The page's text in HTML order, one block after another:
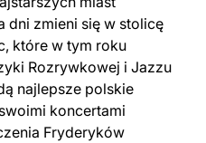
dni zmieni się w stolicę
które w tym roku
Rozrywkowej i Jazzu
najlepsze polskie
koncertami
Fryderyków